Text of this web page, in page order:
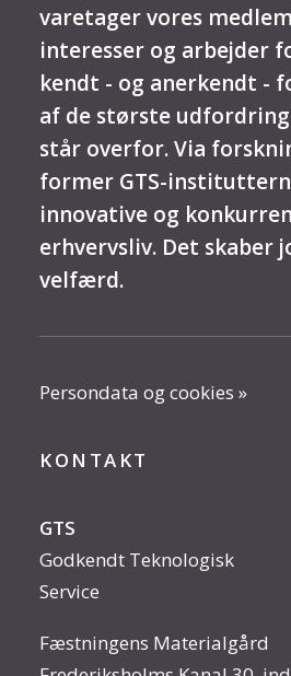
varetager vores
interesser og arbejder
kendt - og anerkendt -
af de største
står overfor. Via
former GTS-
innovative og
erhvervsliv. Det skaber
velfærd.
Persondata og cookies »
KONTAKT
GTS
Godkendt Teknologisk
Service
Fæstningens Materialgård